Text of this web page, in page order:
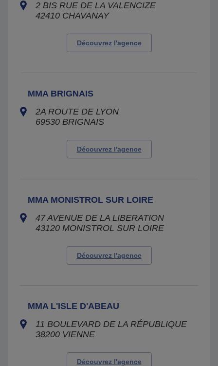
2 BIS RUE DE LA VALENCIZE
42410 CHAVANAY
Découvrez l'agence
MMA BRIGNAIS
2A ROUTE DE LYON
69530 BRIGNAIS
Découvrez l'agence
MMA MONISTROL SUR LOIRE
47 AVENUE DE LA LIBERATION
43120 MONISTROL SUR LOIRE
Découvrez l'agence
MMA L'ISLE D'ABEAU
11 BOULEVARD DE LA RÉPUBLIQUE
38200 VIENNE
Découvrez l'agence